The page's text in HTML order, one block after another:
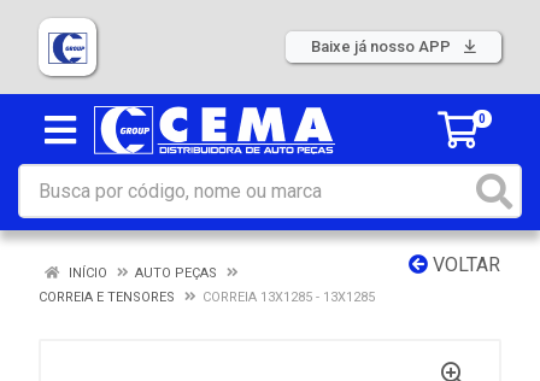
Baixe já nosso APP
0
VOLTAR
INÍCIO
AUTO PEÇAS
CORREIA E TENSORES
CORREIA 13X1285 - 13X1285